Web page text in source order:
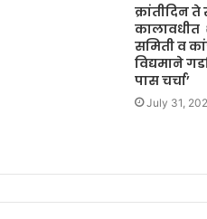
क्रांतीदिन ते
कालावधीत
समिती व
विद्यमाने
पास चर्चा’
July 31,